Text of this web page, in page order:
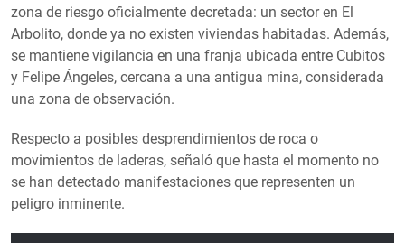
zona de riesgo oficialmente decretada: un sector en El
Arbolito, donde ya no existen viviendas habitadas. Además,
se mantiene vigilancia en una franja ubicada entre Cubitos
y Felipe Ángeles, cercana a una antigua mina, considerada
una zona de observación.
Respecto a posibles desprendimientos de roca o
movimientos de laderas, señaló que hasta el momento no
se han detectado manifestaciones que representen un
peligro inminente.